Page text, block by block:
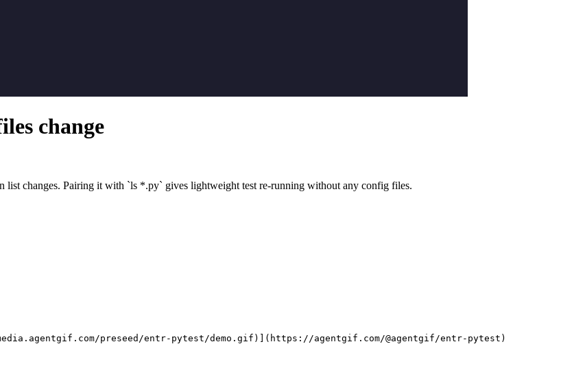
change
changes. Pairing it with `ls *.py` gives lightweight test re-running without any config files.
preseed/entr-pytest/demo.gif)](https://agentgif.com/@agentgif/entr-pytest)